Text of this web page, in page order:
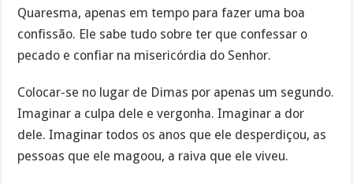
Quaresma, apenas em tempo para fazer uma boa
confissão. Ele sabe tudo sobre ter que confessar o
pecado e confiar na misericórdia do Senhor.
Colocar-se no lugar de Dimas por apenas um segundo.
Imaginar a culpa dele e vergonha. Imaginar a dor
dele. Imaginar todos os anos que ele desperdiçou, as
pessoas que ele magoou, a raiva que ele viveu.